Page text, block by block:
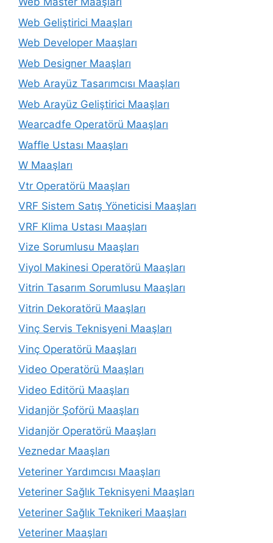
Web Geliştirici Maaşları
Web Developer Maaşları
Web Designer Maaşları
Web Arayüz Tasarımcısı Maaşları
Web Arayüz Geliştirici Maaşları
Wearcadfe Operatörü Maaşları
Waffle Ustası Maaşları
W Maaşları
Vtr Operatörü Maaşları
VRF Sistem Satış Yöneticisi Maaşları
VRF Klima Ustası Maaşları
Vize Sorumlusu Maaşları
Viyol Makinesi Operatörü Maaşları
Vitrin Tasarım Sorumlusu Maaşları
Vitrin Dekoratörü Maaşları
Vinç Servis Teknisyeni Maaşları
Vinç Operatörü Maaşları
Video Operatörü Maaşları
Video Editörü Maaşları
Vidanjör Şoförü Maaşları
Vidanjör Operatörü Maaşları
Veznedar Maaşları
Veteriner Yardımcısı Maaşları
Veteriner Sağlık Teknisyeni Maaşları
Veteriner Sağlık Teknikeri Maaşları
Veteriner Maaşları